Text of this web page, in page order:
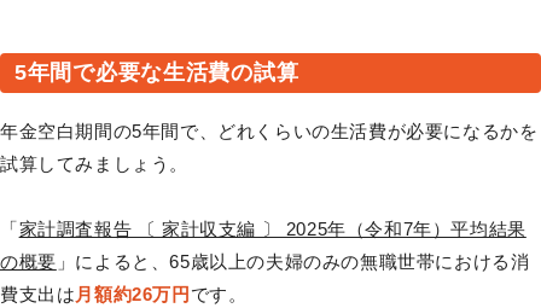
5年間で必要な生活費の試算
年金空白期間の5年間で、どれくらいの生活費が必要になるかを
試算してみましょう。
「家計調査報告 〔 家計収支編 〕 2025年（令和7年）平均結果
の概要 」によると、65歳以上の夫婦のみの無職世帯における消
費支出は 月額約26万円 です。